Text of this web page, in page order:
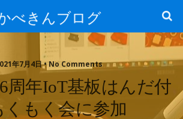
べきんブログ
年7月4日 • No Comments
周年IoT基板はんだ付
くもく会に参加